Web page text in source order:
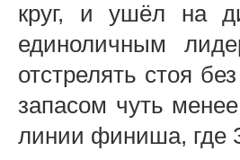
круг, и ушёл на
единоличным
отстрелять стоя
запасом чуть
линии финиша, где